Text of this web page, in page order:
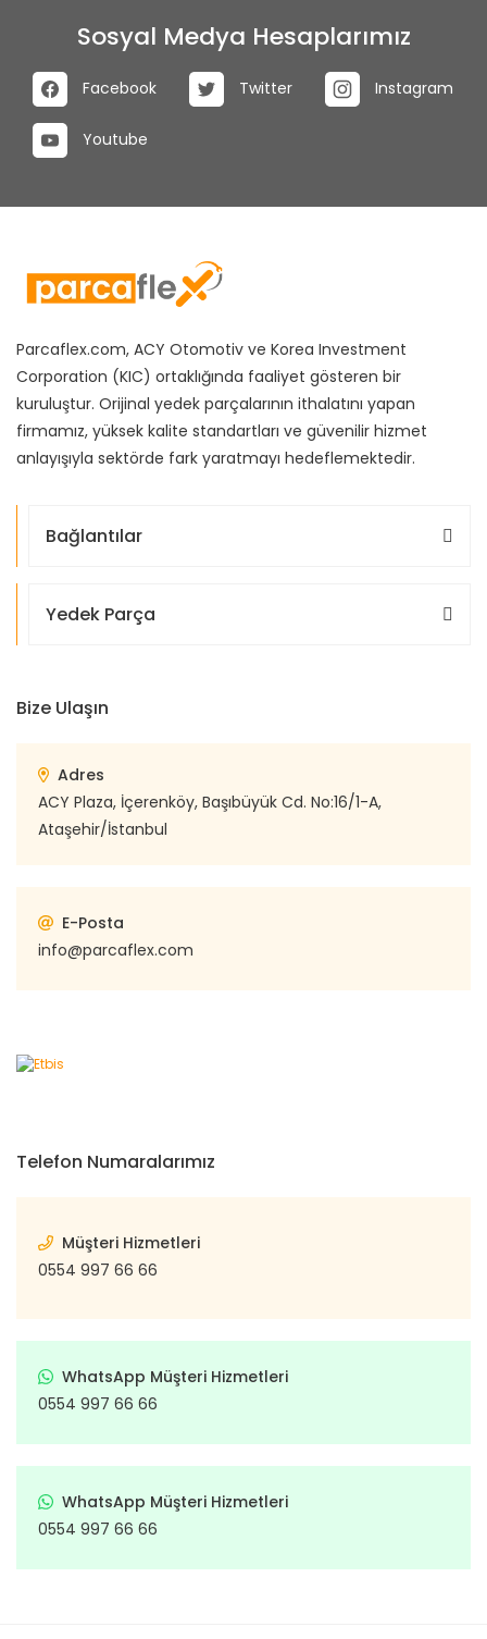
Sosyal Medya Hesaplarımız
Facebook Twitter Instagram
Youtube
Parcaflex.com, ACY Otomotiv ve Korea Investment
Corporation (KIC) ortaklığında faaliyet gösteren bir
kuruluştur. Orijinal yedek parçalarının ithalatını yapan
firmamız, yüksek kalite standartları ve güvenilir hizmet
anlayışıyla sektörde fark yaratmayı hedeflemektedir.
Bağlantılar
Yedek Parça
Bize Ulaşın
Adres
ACY Plaza, İçerenköy, Başıbüyük Cd. No:16/1-A,
Ataşehir/İstanbul
E-Posta
info@parcaflex.com
Telefon Numaralarımız
Müşteri Hizmetleri
0554 997 66 66
WhatsApp Müşteri Hizmetleri
0554 997 66 66
WhatsApp Müşteri Hizmetleri
0554 997 66 66